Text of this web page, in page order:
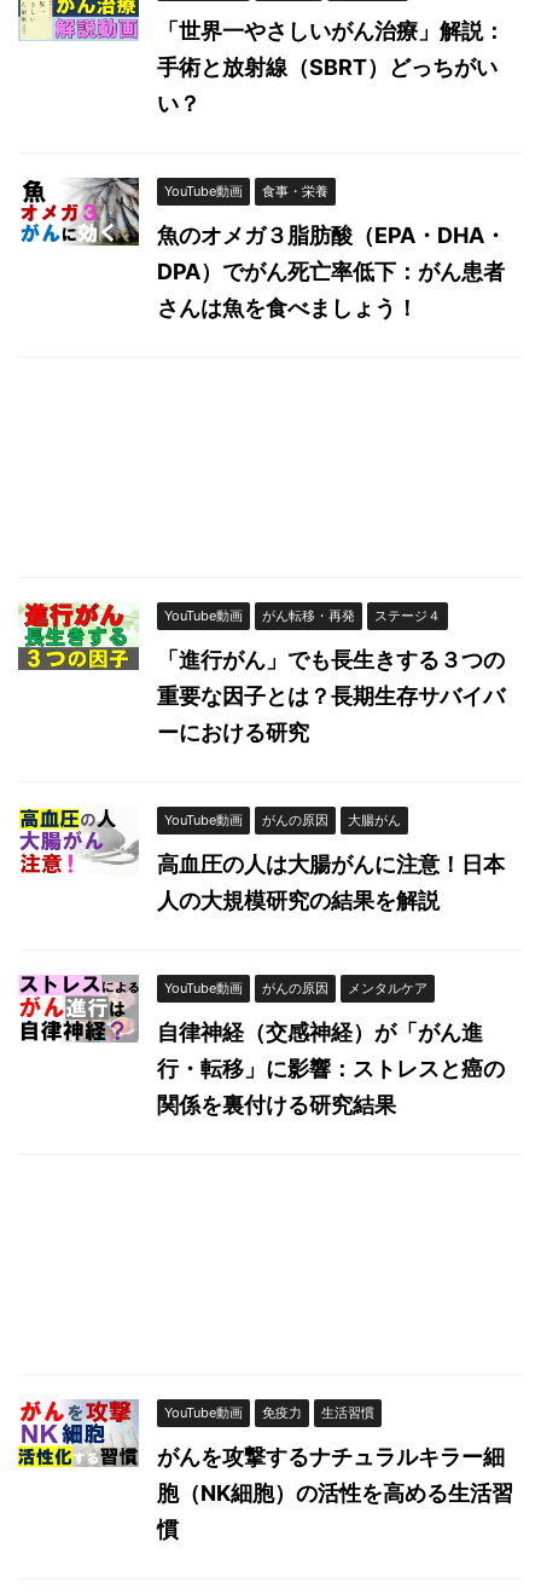
「世界一やさしいがん治療」解説：
手術と放射線（SBRT）どっちがい
い？
YouTube動画 食事・栄養
魚のオメガ３脂肪酸（EPA・DHA・
DPA）でがん死亡率低下：がん患者
さんは魚を食べましょう！
YouTube動画 がん転移・再発 ステージ４
「進行がん」でも長生きする３つの
重要な因子とは？長期生存サバイバ
ーにおける研究
YouTube動画 がんの原因 大腸がん
高血圧の人は大腸がんに注意！日本
人の大規模研究の結果を解説
YouTube動画 がんの原因 メンタルケア
自律神経（交感神経）が「がん進
行・転移」に影響：ストレスと癌の
関係を裏付ける研究結果
YouTube動画 免疫力 生活習慣
がんを攻撃するナチュラルキラー細
胞（NK細胞）の活性を高める生活習
慣